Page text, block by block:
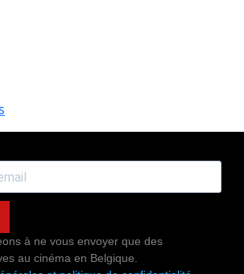
à ne vous envoyer que des
au cinéma en Belgique.